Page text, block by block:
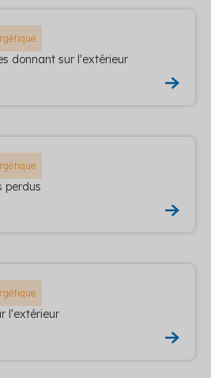
donnant sur l'extérieur
perdus
l'extérieur